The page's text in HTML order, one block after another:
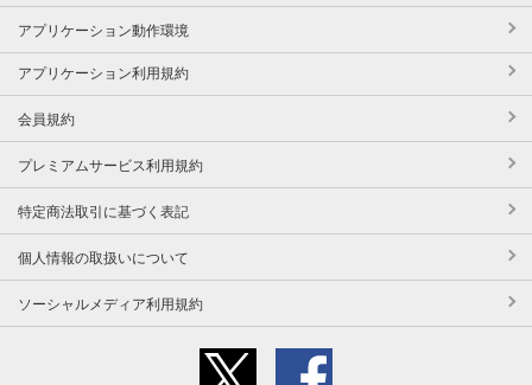
アプリケーション動作環境
アプリケーション利用規約
会員規約
プレミアムサービス利用規約
特定商法取引に基づく表記
個人情報の取扱いについて
ソーシャルメディア利用規約